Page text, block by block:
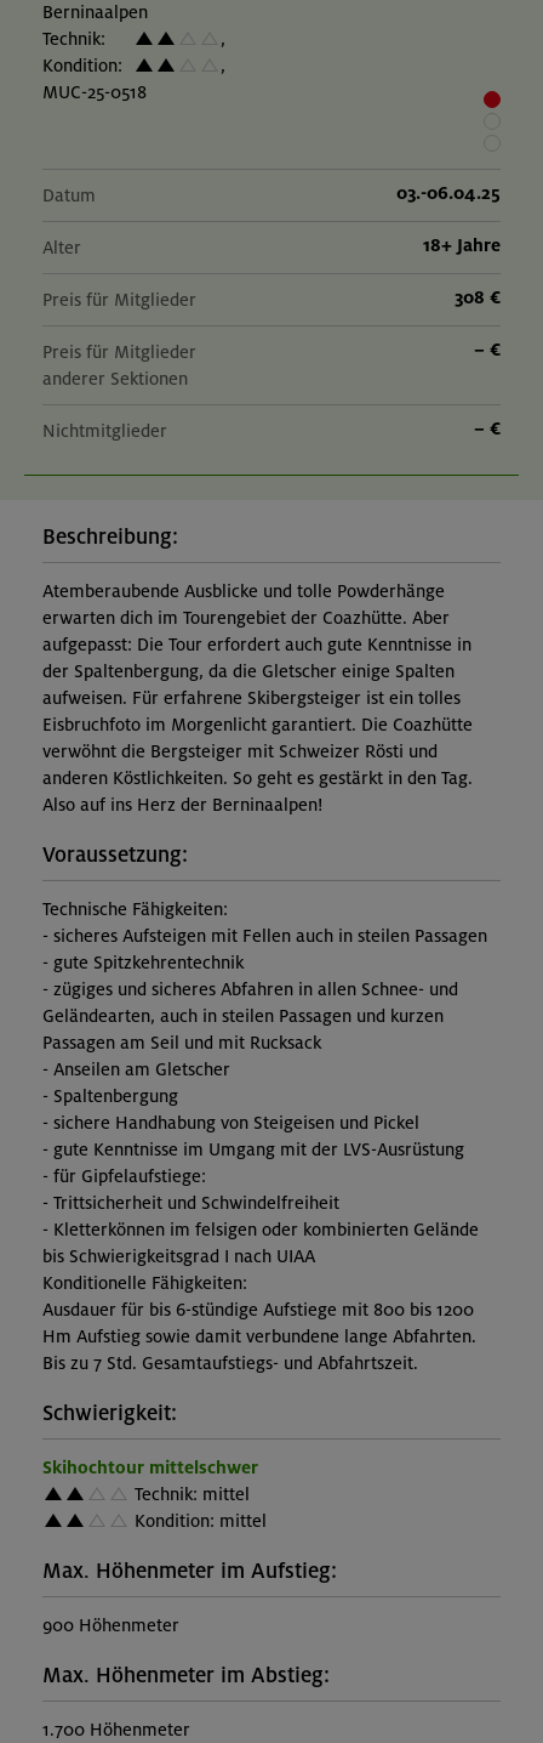
Berninaalpen
Technik:
,
Kondition:
,
MUC-25-0518
Datum 03.-06.04.25
Alter 18+ Jahre
Preis für Mitglieder 308 €
Preis für Mitglieder
anderer Sektionen
– €
Nichtmitglieder – €
Beschreibung:
Atemberaubende Ausblicke und tolle Powderhänge
erwarten dich im Tourengebiet der Coazhütte. Aber
aufgepasst: Die Tour erfordert auch gute Kenntnisse in
der Spaltenbergung, da die Gletscher einige Spalten
aufweisen. Für erfahrene Skibergsteiger ist ein tolles
Eisbruchfoto im Morgenlicht garantiert. Die Coazhütte
verwöhnt die Bergsteiger mit Schweizer Rösti und
anderen Köstlichkeiten. So geht es gestärkt in den Tag.
Also auf ins Herz der Berninaalpen!
Voraussetzung:
Technische Fähigkeiten:
- sicheres Aufsteigen mit Fellen auch in steilen Passagen
- gute Spitzkehrentechnik
- zügiges und sicheres Abfahren in allen Schnee- und
Geländearten, auch in steilen Passagen und kurzen
Passagen am Seil und mit Rucksack
- Anseilen am Gletscher
- Spaltenbergung
- sichere Handhabung von Steigeisen und Pickel
- gute Kenntnisse im Umgang mit der LVS-Ausrüstung
- für Gipfelaufstiege:
- Trittsicherheit und Schwindelfreiheit
- Kletterkönnen im felsigen oder kombinierten Gelände
bis Schwierigkeitsgrad I nach UIAA
Konditionelle Fähigkeiten:
Ausdauer für bis 6-stündige Aufstiege mit 800 bis 1200
Hm Aufstieg sowie damit verbundene lange Abfahrten.
Bis zu 7 Std. Gesamtaufstiegs- und Abfahrtszeit.
Schwierigkeit:
Skihochtour mittelschwer
Technik: mittel
Kondition: mittel
Max. Höhenmeter im Aufstieg:
900 Höhenmeter
Max. Höhenmeter im Abstieg:
1.700 Höhenmeter